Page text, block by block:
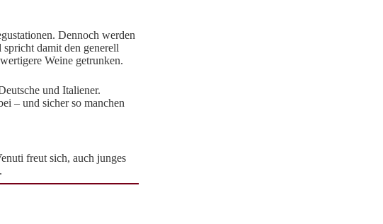
Dennoch werden
damit den generell
Weine getrunken.
und Italiener.
– und sicher so manchen
freut sich, auch junges